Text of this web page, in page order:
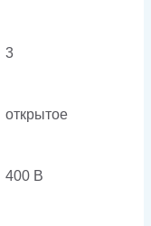
3
открытое
400 В